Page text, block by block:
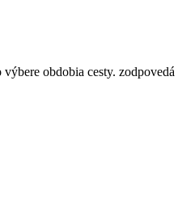
obdobia cesty. zodpovedá